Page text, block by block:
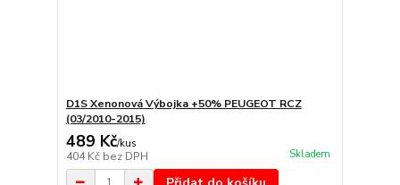
D1S Xenonová Výbojka +50% PEUGEOT RCZ
(03/2010-2015)
489 Kč/kus
404 Kč bez DPH Skladem